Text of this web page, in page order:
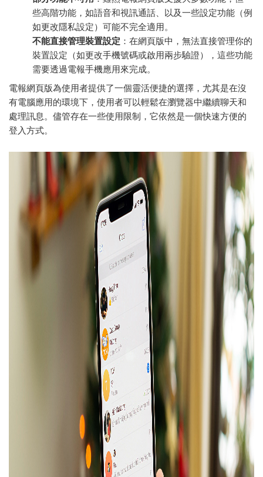
些高階功能，如語音和視訊通話、以及一些設定功能（例
如更改隱私設定）可能不完全適用。
不能直接管理裝置設定 ：在網頁版中，無法直接管理你的
裝置設定（如更改手機號碼或啟用兩步驗證），這些功能
需要透過電報手機應用來完成。
電報網頁版為使用者提供了一個靈活便捷的選擇，尤其是在沒
有電腦應用的環境下，使用者可以輕鬆在瀏覽器中繼續聊天和
處理訊息。儘管存在一些使用限制，它依然是一個快速方便的
登入方式。